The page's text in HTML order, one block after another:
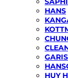
HANS
GARIS
HUY